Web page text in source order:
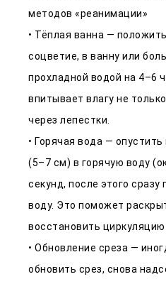
методов «реанимации»
• Тёплая ванна —
соцветие, в ванну или
прохладной водой на 4–6
впитывает влагу не
через лепестки.
• Горячая вода —
(5–7 см) в горячую воду
секунд, после этого
воду. Это поможет
восстановить циркуляцию
• Обновление среза —
обновить срез, снова